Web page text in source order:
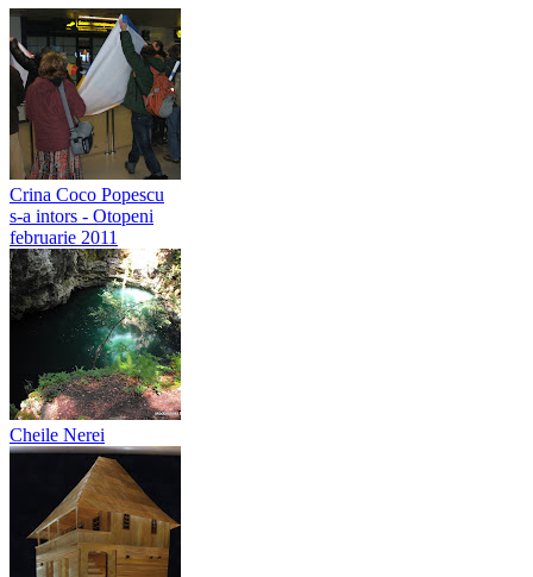
Crina Coco Popescu
s-a intors - Otopeni
februarie 2011
Cheile Nerei